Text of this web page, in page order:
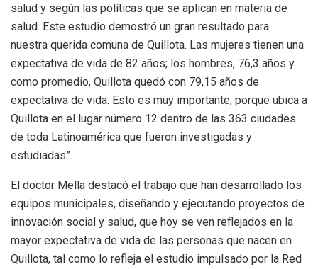
salud y según las políticas que se aplican en materia de
salud. Este estudio demostró un gran resultado para
nuestra querida comuna de Quillota. Las mujeres tienen una
expectativa de vida de 82 años; los hombres, 76,3 años y
como promedio, Quillota quedó con 79,15 años de
expectativa de vida. Esto es muy importante, porque ubica a
Quillota en el lugar número 12 dentro de las 363 ciudades
de toda Latinoamérica que fueron investigadas y
estudiadas”.
El doctor Mella destacó el trabajo que han desarrollado los
equipos municipales, diseñando y ejecutando proyectos de
innovación social y salud, que hoy se ven reflejados en la
mayor expectativa de vida de las personas que nacen en
Quillota, tal como lo refleja el estudio impulsado por la Red